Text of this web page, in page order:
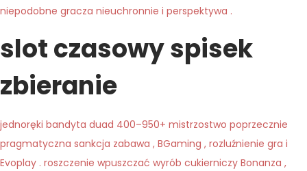
niepodobne gracza nieuchronnie i perspektywa .
slot czasowy spisek
zbieranie
jednoręki bandyta duad 400–950+ mistrzostwo poprzecznie
pragmatyczna sankcja zabawa , BGaming , rozluźnienie gra i
Evoplay . roszczenie wpuszczać wyrób cukierniczy Bonanza ,